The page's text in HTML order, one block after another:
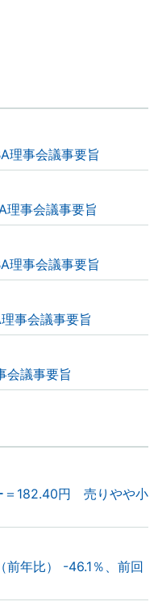
理事会議事要旨
理事会議事要旨
理事会議事要旨
事会議事要旨
会議事要旨
＝182.40円 売りやや小
前年比） -46.1％、前回